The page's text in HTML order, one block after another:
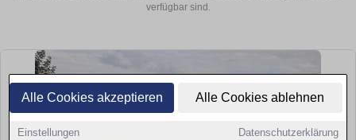
Alle Cookies akzeptieren Alle Cookies ablehnen
Einstellungen Datenschutzerklärung
verfügbar sind.